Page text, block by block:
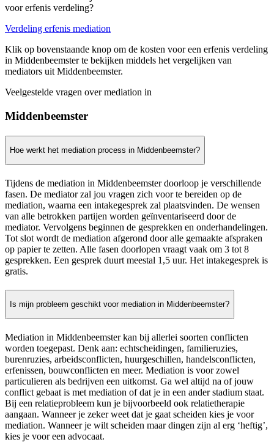
voor erfenis verdeling?
Verdeling erfenis mediation
Klik op bovenstaande knop om de kosten voor een erfenis verdeling
in Middenbeemster te bekijken middels het vergelijken van
mediators uit Middenbeemster.
Veelgestelde vragen over mediation in
Middenbeemster
Hoe werkt het mediation process in Middenbeemster?
Tijdens de mediation in Middenbeemster doorloop je verschillende
fasen. De mediator zal jou vragen zich voor te bereiden op de
mediation, waarna een intakegesprek zal plaatsvinden. De wensen
van alle betrokken partijen worden geïnventariseerd door de
mediator. Vervolgens beginnen de gesprekken en onderhandelingen.
Tot slot wordt de mediation afgerond door alle gemaakte afspraken
op papier te zetten. Alle fasen doorlopen vraagt vaak om 3 tot 8
gesprekken. Een gesprek duurt meestal 1,5 uur. Het intakegesprek is
gratis.
Is mijn probleem geschikt voor mediation in Middenbeemster?
Mediation in Middenbeemster kan bij allerlei soorten conflicten
worden toegepast. Denk aan: echtscheidingen, familieruzies,
burenruzies, arbeidsconflicten, huurgeschillen, handelsconflicten,
erfenissen, bouwconflicten en meer. Mediation is voor zowel
particulieren als bedrijven een uitkomst. Ga wel altijd na of jouw
conflict gebaat is met mediation of dat je in een ander stadium staat.
Bij een relatieprobleem kun je bijvoorbeeld ook relatietherapie
aangaan. Wanneer je zeker weet dat je gaat scheiden kies je voor
mediation. Wanneer je wilt scheiden maar dingen zijn al erg ‘heftig’,
kies je voor een advocaat.